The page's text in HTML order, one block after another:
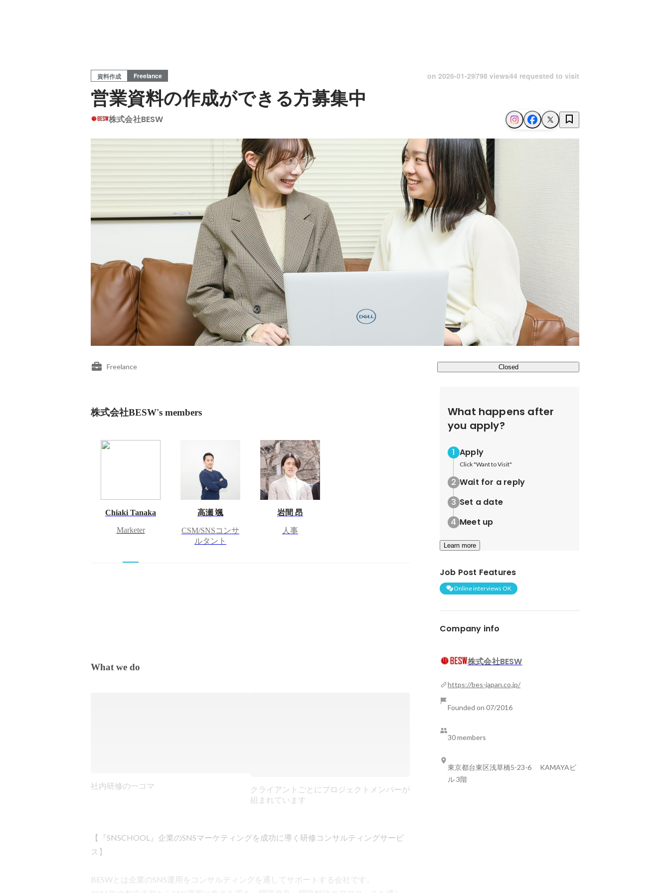
資料作成 Freelance on 2026-01-29798 views44 requested to visit
営業資料の作成ができる方募集中
株式会社BESW
Freelance Closed
株式会社BESW's members
Chiaki Tanaka
Marketer
高瀬 颯
CSM/SNSコンサ
ルタント
岩間 昂
人事
What we do
社内研修の一コマ
クライアントごとにプロジェクトメンバーが
組まれています
【『SNSCHOOL』企業のSNSマーケティングを成功に導く研修コンサルティングサービ
ス】
BESWとは企業のSNS運用をコンサルティングを通してサポートする会社です。
What happens after
you apply?
Apply
Click "Want to Visit"
Wait for a reply
Set a date
Meet up
Learn more
Job Post Features
Online interviews OK
Company info
株式会社BESW
https://bes-japan.co.jp/
Founded on 07/2016
30 members
東京都台東区浅草橋5-23-6 KAMAYAビ
ル 3階